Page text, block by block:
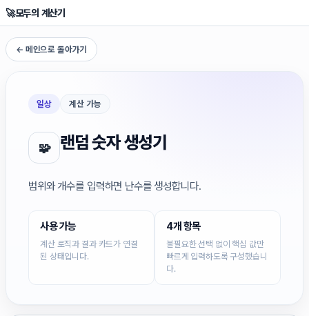
🚀모두의 계산기
← 메인으로 돌아가기
일상 계산 가능
🧩 랜덤 숫자 생성기
범위와 개수를 입력하면 난수를 생성합니다.
사용 가능
계산 로직과 결과 카드가 연결
된 상태입니다.
4개 항목
불필요한 선택 없이 핵심 값만
빠르게 입력하도록 구성했습니
다.